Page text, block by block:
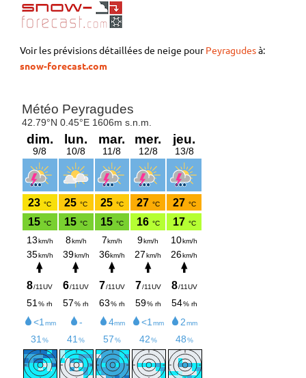
Voir les prévisions détaillées de neige pourPeyragudesà:
snow-forecast.com